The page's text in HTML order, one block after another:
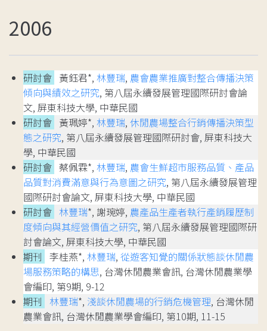
2006
研討會 黃鈺君*, 林豐瑞, 農會農業推廣對整合傳播決策
傾向與績效之研究, 第八屆永續發展管理國際研討會論
文, 屏東科技大學, 中華民國
研討會 黃珮婷*, 林豐瑞, 休閒農場整合行銷傳播決策型
態之研究, 第八屆永續發展管理國際研討會, 屏東科技大
學, 中華民國
研討會 蔡佩霖*, 林豐瑞, 農會生鮮超市服務品質、產品
品質對消費滿意與行為意圖之研究, 第八屆永續發展管理
國際研討會論文, 屏東科技大學, 中華民國
研討會 林豐瑞*, 謝琬婷, 農產品生產者執行產銷履歷制
度傾向與其經營價值之研究, 第八屆永續發展管理國際研
討會論文, 屏東科技大學, 中華民國
期刊 李桂燕*, 林豐瑞, 從遊客知覺的關係狀態談休閒農
場服務策略的構思, 台灣休閒農業會訊, 台灣休閒農業學
會編印, 第9期, 9-12
期刊 林豐瑞*, 淺談休閒農場的行銷危機管理, 台灣休閒
農業會訊, 台灣休閒農業學會編印, 第10期, 11-15